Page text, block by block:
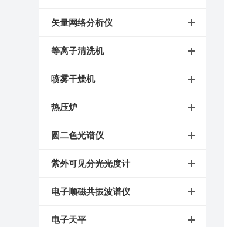
矢量网络分析仪
等离子清洗机
喷雾干燥机
热压炉
圆二色光谱仪
紫外可见分光光度计
电子顺磁共振波谱仪
电子天平